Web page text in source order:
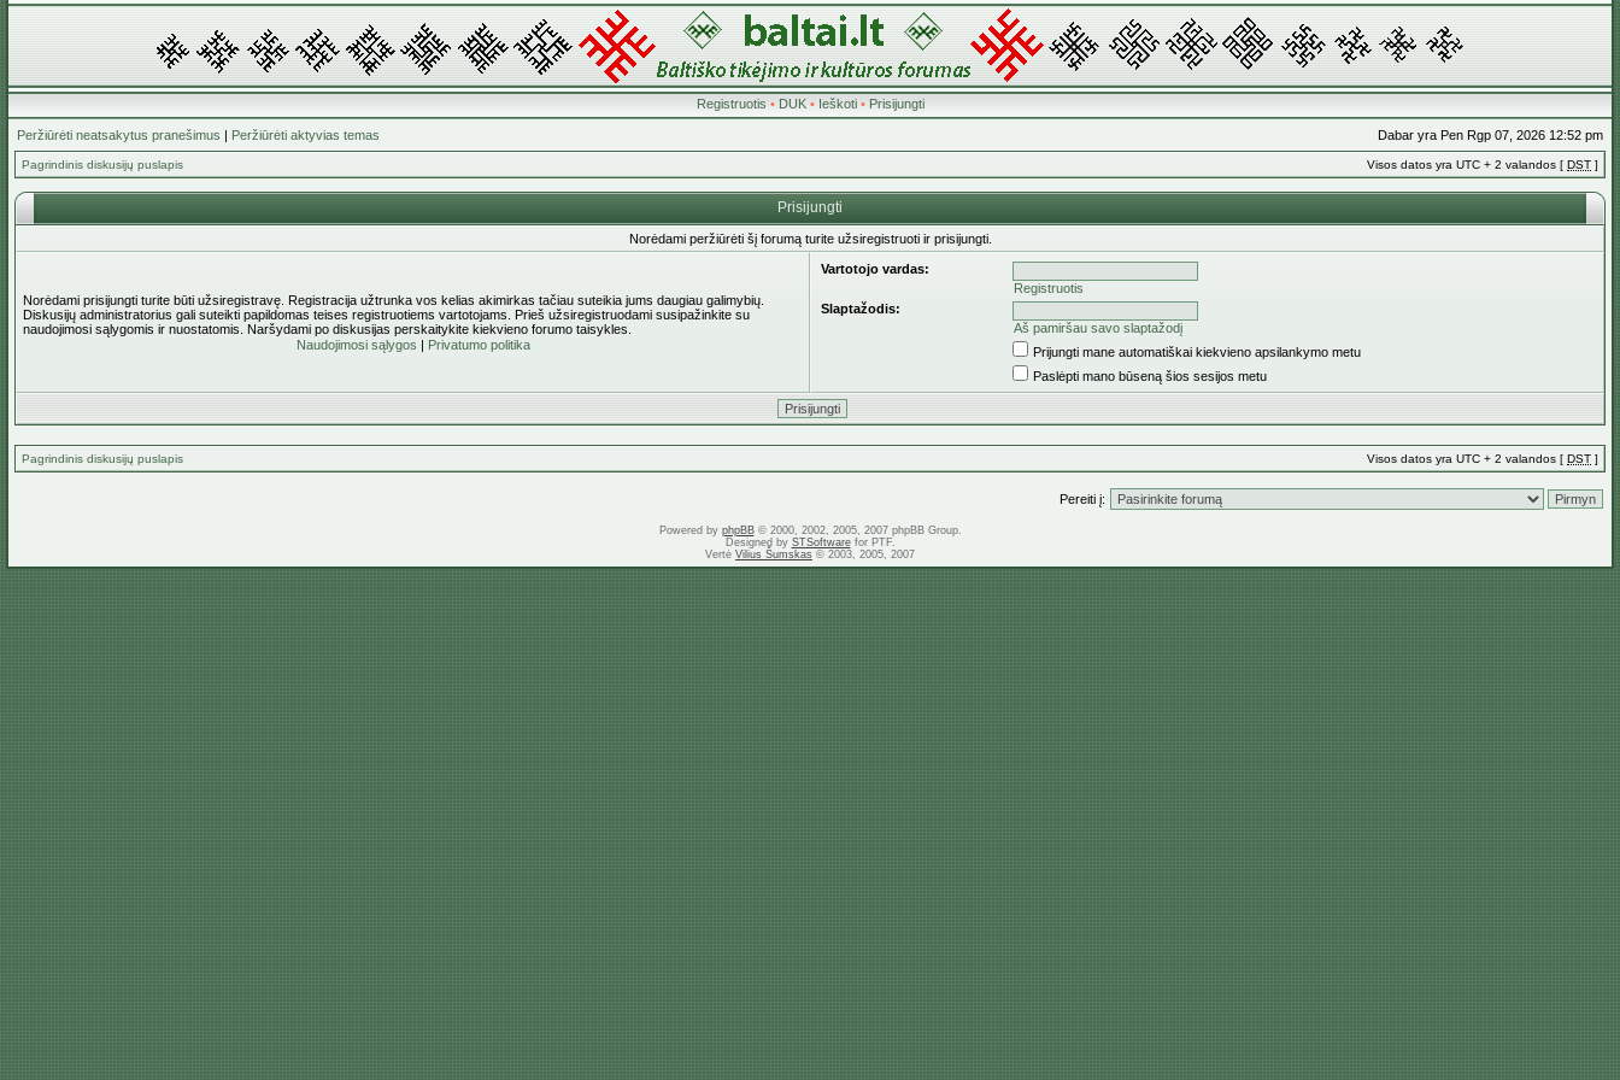
Registruotis • DUK• Ieškoti• Prisijungti
Peržiūrėti neatsakytus pranešimus | Peržiūrėti aktyvias temas Dabar yra Pen Rgp 07, 2026 12:52 pm
Pagrindinis diskusijų puslapis Visos datos yra UTC + 2 valandos [ DST ]
Prisijungti
Norėdami peržiūrėti šį forumą turite užsiregistruoti ir prisijungti.
Norėdami prisijungti turite būti užsiregistravę. Registracija užtrunka vos kelias akimirkas tačiau suteikia jums daugiau galimybių.
Diskusijų administratorius gali suteikti papildomas teises registruotiems vartotojams. Prieš užsiregistruodami susipažinkite su
naudojimosi sąlygomis ir nuostatomis. Naršydami po diskusijas perskaitykite kiekvieno forumo taisykles.
Naudojimosi sąlygos | Privatumo politika
Vartotojo vardas:
Registruotis
Slaptažodis:
Aš pamiršau savo slaptažodį
Prijungti mane automatiškai kiekvieno apsilankymo metu
Paslėpti mano būseną šios sesijos metu
Pagrindinis diskusijų puslapis Visos datos yra UTC + 2 valandos [ DST ]
Pereiti į:
Powered by phpBB© 2000, 2002, 2005, 2007 phpBB Group.
Designed by STSoftwarefor PTF.
Vertė Vilius Šumskas © 2003, 2005, 2007